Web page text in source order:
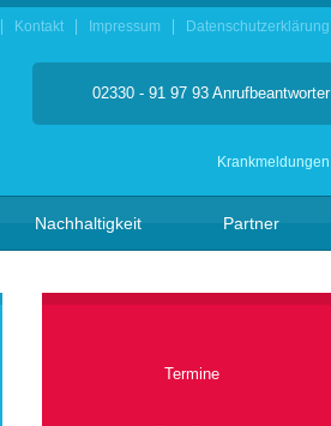
Kontakt Impressum Datenschutzerklärung
02330 - 91 97 93 Anrufbeantworter
Krankmeldungen
Nachhaltigkeit Partner
Termine